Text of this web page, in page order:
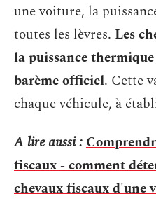
une voiture, la
toutes les lèvres. Les
la puissance
barème officiel. Cette
chaque véhicule, à
A lire aussi :
fiscaux - comment
chevaux fiscaux d'une